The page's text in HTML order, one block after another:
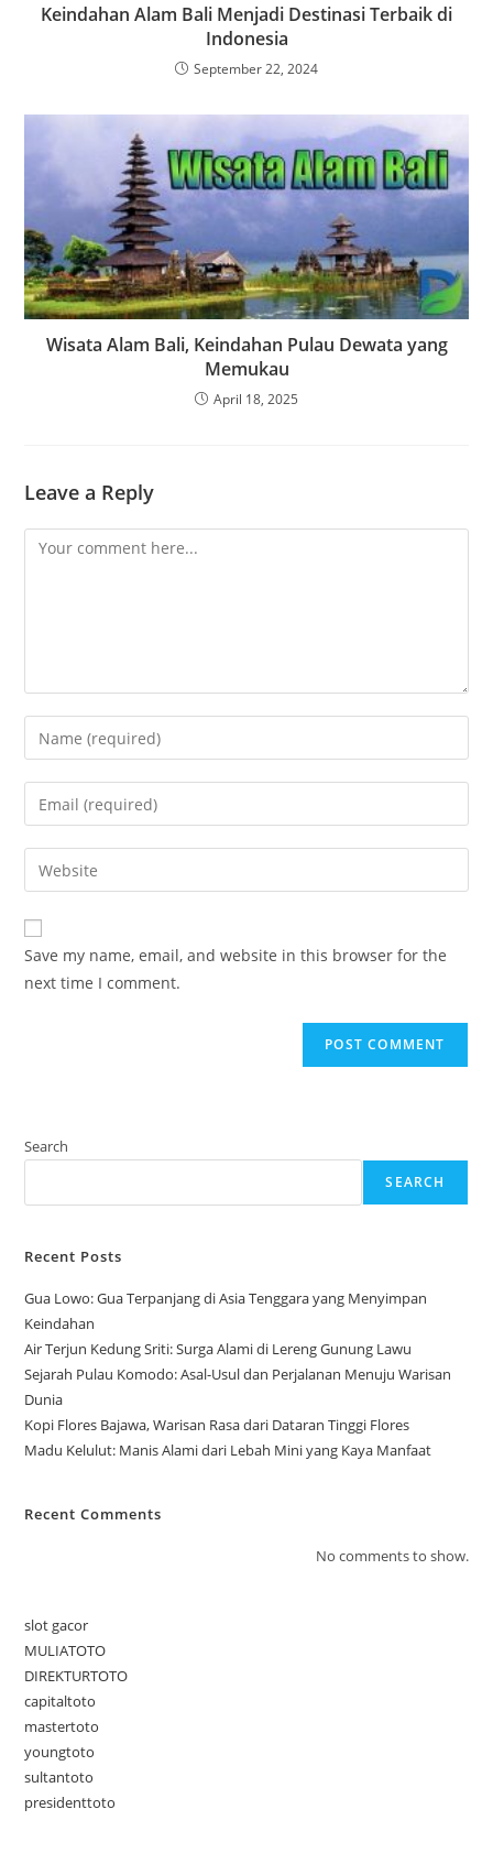
Keindahan Alam Bali Menjadi Destinasi Terbaik di
Indonesia
September 22, 2024
Wisata Alam Bali, Keindahan Pulau Dewata yang
Memukau
April 18, 2025
Leave a Reply
Comment
Enter
your
name
comment
Enter
your
email
address
comment
Enter
your
website
URL
(optional)
Save my name, email, and website in this browser for the
next time I comment.
Search
SEARCH
Recent Posts
Gua Lowo: Gua Terpanjang di Asia Tenggara yang Menyimpan
Keindahan
Air Terjun Kedung Sriti: Surga Alami di Lereng Gunung Lawu
Sejarah Pulau Komodo: Asal-Usul dan Perjalanan Menuju Warisan
Dunia
Kopi Flores Bajawa, Warisan Rasa dari Dataran Tinggi Flores
Madu Kelulut: Manis Alami dari Lebah Mini yang Kaya Manfaat
Recent Comments
No comments to show.
slot gacor
MULIATOTO
DIREKTURTOTO
capitaltoto
mastertoto
youngtoto
sultantoto
presidenttoto